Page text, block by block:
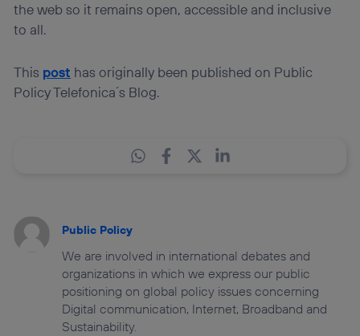
the web so it remains open, accessible and inclusive
to all.
This post has originally been published on Public
Policy Telefonica´s Blog.
Public Policy
We are involved in international debates and
organizations in which we express our public
positioning on global policy issues concerning
Digital communication, Internet, Broadband and
Sustainability.